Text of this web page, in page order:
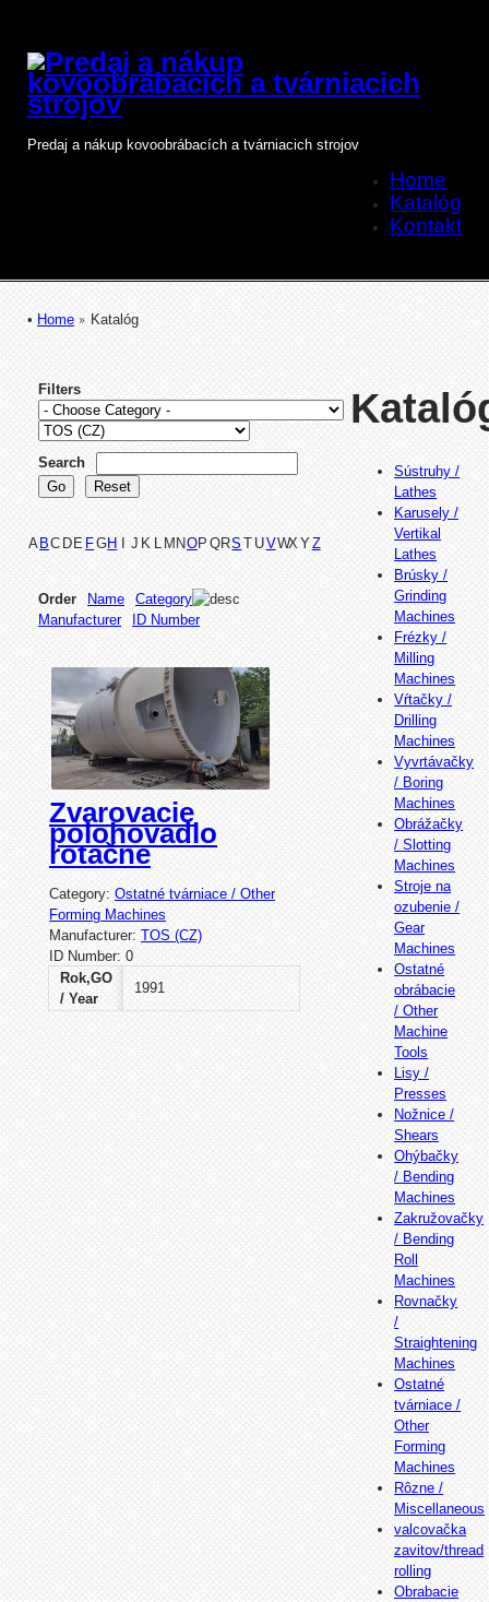
Predaj a nákup kovoobrábacích a tvárniacich strojov
Home
Katalóg
Kontakt
• Home Katalóg
Filters
Search
A BCD E FGH I J K L MNOP QRSTUVWXYZ
Order Name
Category
Manufacturer
ID Number
Zvarovacie
polohovadlo
rotačne
Category:Ostatné tvárniace / Other
Forming Machines
Manufacturer:TOS (CZ)
ID Number:0
Rok,GO
/ Year
1991
Sústruhy /
Lathes
Karusely /
Vertikal
Lathes
Brúsky /
Grinding
Machines
Frézky /
Milling
Machines
Vŕtačky /
Drilling
Machines
Vyvrtávačky
/ Boring
Machines
Obrážačky
/ Slotting
Machines
Stroje na
ozubenie /
Gear
Machines
Ostatné
obrábacie
/ Other
Machine
Tools
Lisy /
Presses
Nožnice /
Shears
Ohýbačky
/ Bending
Machines
Zakružovačky
/ Bending
Roll
Machines
Rovnačky
/
Straightening
Machines
Ostatné
tvárniace /
Other
Forming
Machines
Rôzne /
Miscellaneous
valcovačka
zavitov/thread
rolling
Obrabacie